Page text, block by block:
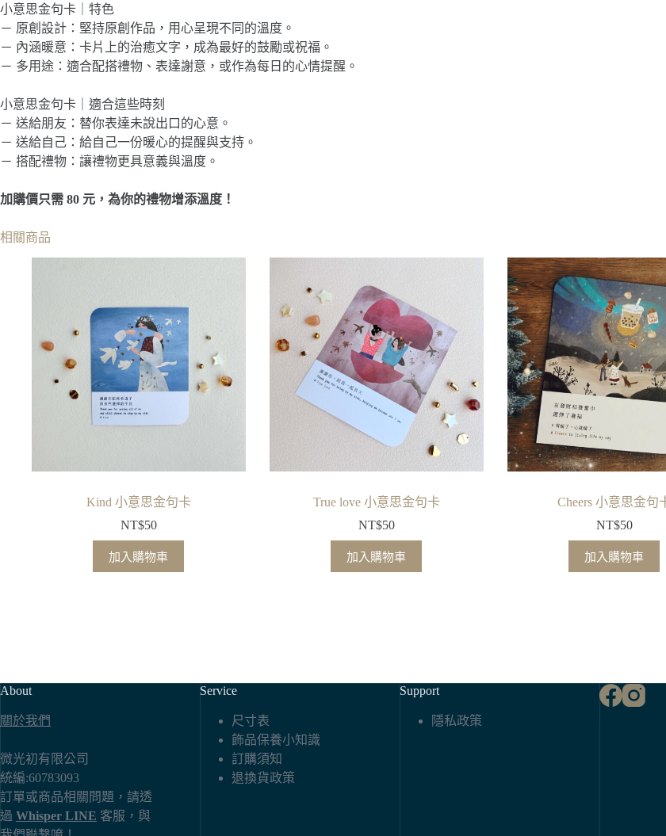
小意思金句卡｜特色
－ 原創設計：堅持原創作品，用心呈現不同的溫度。
－ 內涵暖意：卡片上的治癒文字，成為最好的鼓勵或祝福。
－ 多用途：適合配搭禮物、表達謝意，或作為每日的心情提醒。
小意思金句卡｜適合這些時刻
－ 送給朋友：替你表達未說出口的心意。
－ 送給自己：給自己一份暖心的提醒與支持。
－ 搭配禮物：讓禮物更具意義與溫度。
加購價只需 80 元，為你的禮物增添溫度！
相關商品
Kind 小意思金句卡
NT$50
加入購物車
True love 小意思金句卡
NT$50
加入購物車
Cheers 小意思金句
NT$50
加入購物車
About
關於我們
微光初有限公司
統編:60783093
訂單或商品相關問題，請透
過 Whisper LINE 客服，與
Service
尺寸表
飾品保養小知識
訂購須知
退換貨政策
Support
隱私政策